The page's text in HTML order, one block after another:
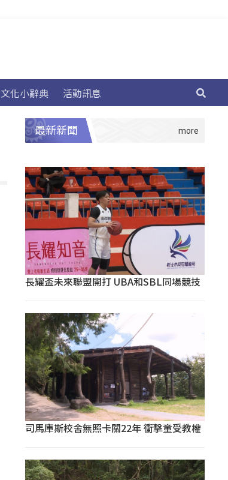
文化小辭典 活動訊息
最新新聞
長耀盃未來聯盟開打 UBA和SBL同場競技
司馬庫斯校舍無照卡關22年 衝擊童受教權